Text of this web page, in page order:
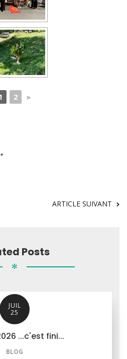
2 ►
ARTICLE SUIVANT
Posts
✻
JUIL
25
...c'est fini...
BLOG